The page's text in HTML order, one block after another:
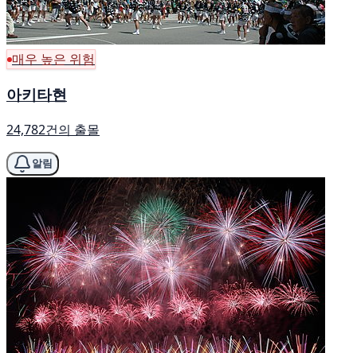
매우 높은 위험
아키타현
24,782건의 출몰
알림